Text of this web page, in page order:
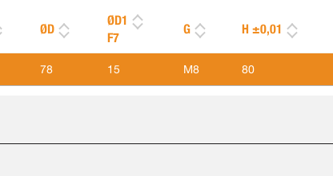
ØD
ØD1
F7
G H ±0,01
78 15 M8 80